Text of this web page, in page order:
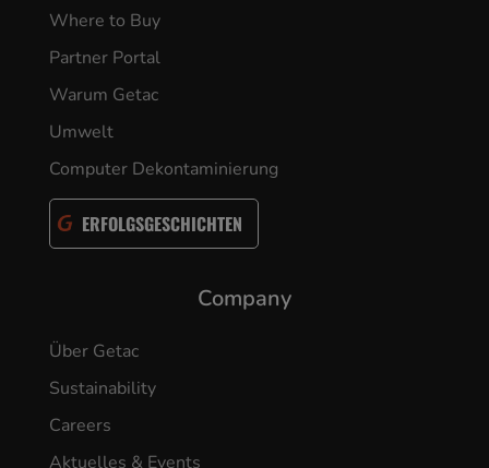
Where to Buy
Partner Portal
Warum Getac
Umwelt
Computer Dekontaminierung
ERFOLGSGESCHICHTEN
Company
Über Getac
Sustainability
Careers
Aktuelles & Events